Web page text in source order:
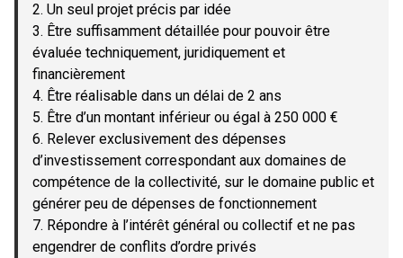
2. Un seul projet précis par idée
3. Être suffisamment détaillée pour pouvoir être
évaluée techniquement, juridiquement et
financièrement
4. Être réalisable dans un délai de 2 ans
5. Être d’un montant inférieur ou égal à 250 000 €
6. Relever exclusivement des dépenses
d’investissement correspondant aux domaines de
compétence de la collectivité, sur le domaine public et
générer peu de dépenses de fonctionnement
7. Répondre à l’intérêt général ou collectif et ne pas
engendrer de conflits d’ordre privés